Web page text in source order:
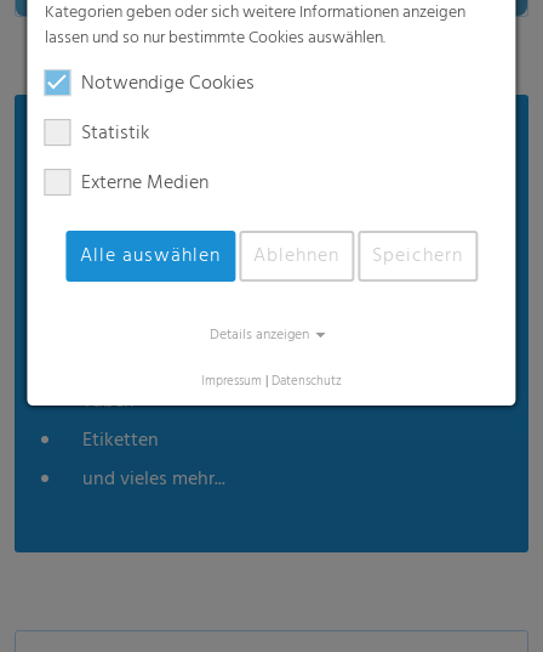
Material für unendliche viele
Anwendungen und
Verpackungsformate
Standbodenbeutel
Beutel inkl. Sachets
Tuben
Etiketten
und vieles mehr...
Kategorien geben oder sich weitere Informationen anzeigen
lassen und so nur bestimmte Cookies auswählen.
Notwendige Cookies
Statistik
Externe Medien
Alle auswählen Ablehnen Speichern
Details anzeigen
Impressum | Datenschutz